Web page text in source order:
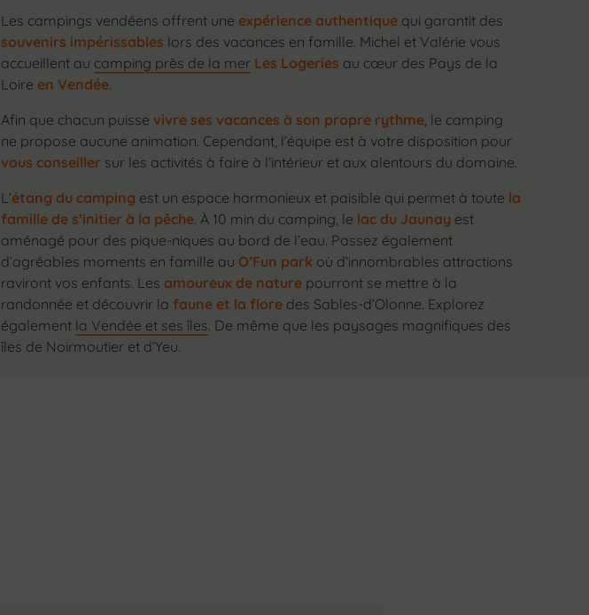
Les campings vendéens offrent une expérience authentique qui garantit des
souvenirs impérissables lors des vacances en famille. Michel et Valérie vous
accueillent au camping près de la mer Les Logeries au cœur des Pays de la
Loire en Vendée.
Afin que chacun puisse vivre ses vacances à son propre rythme, le camping
ne propose aucune animation. Cependant, l’équipe est à votre disposition pour
vous conseiller sur les activités à faire à l’intérieur et aux alentours du domaine.
L’étang du camping est un espace harmonieux et paisible qui permet à toute la
famille de s’initier à la pêche. À 10 min du camping, le lac du Jaunay est
aménagé pour des pique-niques au bord de l’eau. Passez également
d’agréables moments en famille au O’Fun park où d’innombrables attractions
raviront vos enfants. Les amoureux de nature pourront se mettre à la
randonnée et découvrir la faune et la flore des Sables-d’Olonne. Explorez
également la Vendée et ses îles. De même que les paysages magnifiques des
îles de Noirmoutier et d’Yeu.